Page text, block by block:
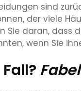
sind
der viele
Sie daran, dass
wenn Sie
Fabel